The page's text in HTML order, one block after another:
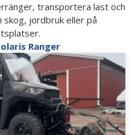
transportera last och
jordbruk eller på
Ranger